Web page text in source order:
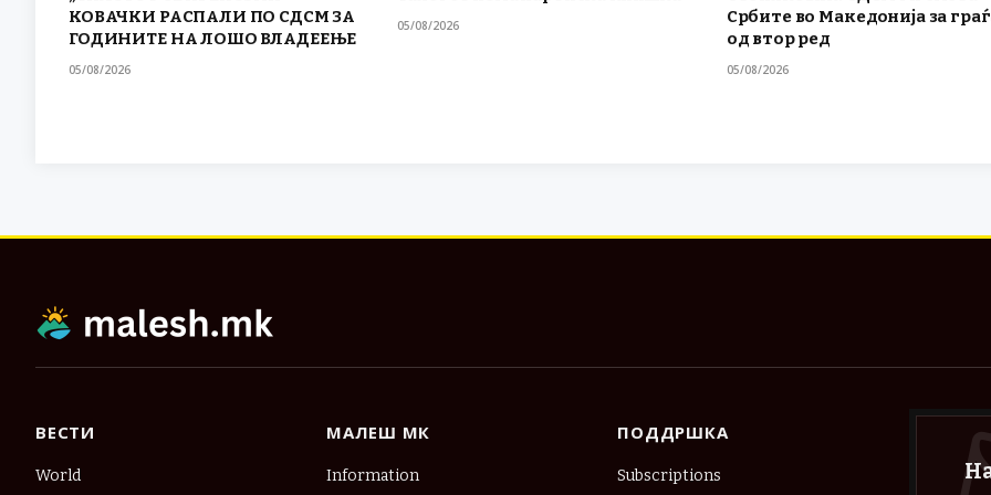
КОВАЧКИ РАСПАЛИ ПО СДСМ ЗА
ГОДИНИТЕ НА ЛОШО ВЛАДЕЕЊЕ
05/08/2026
05/08/2026
Србите во Македонија за
од втор ред
05/08/2026
ВЕСТИ
World
МАЛЕШ МК
Information
ПОДДРШКА
Subscriptions